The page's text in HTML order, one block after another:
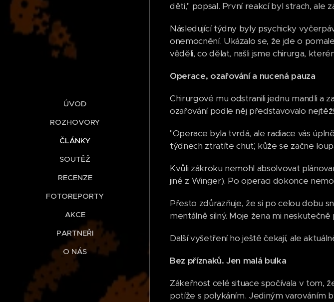
ÚVOD
ROZHOVORY
ČLÁNKY
SOUTĚŽ
RECENZE
FOTOREPORTY
AKCE
PARTNEŘI
O NÁS
děti," popsal. První reakcí byl strach, ale
Následující týdny byly psychicky
onemocnění. Ukázalo se, že jde o
věděli, co dělat, našli jsme chirurga,
Operace, ozařování a nucená pauza
Chirurgové mu odstranili jednu mandli a
ozařování podle něj představovalo
"Operace byla tvrdá, ale radiace vás
týdnech ztratíte chuť, kůže se začne
Kvůli zákroku nemohl absolvovat
jiné z Winger). Po operaci dokonce
Přesto zdůrazňuje, že si po celou dobu
mentálně silný. Moje žena mi
Další vyšetření ho ještě čekají, ale
Bez příznaků. Jen malá bulka
Zákeřnost celé situace spočívala v tom,
potíže s polykáním. Jediným varováním